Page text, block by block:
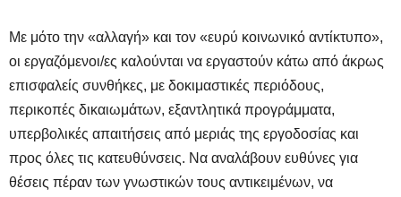
Με μότο την «αλλαγή» και τον «ευρύ κοινωνικό αντίκτυπο»,
οι εργαζόμενοι/ες καλούνται να εργαστούν κάτω από άκρως
επισφαλείς συνθήκες, με δοκιμαστικές περιόδους,
περικοπές δικαιωμάτων, εξαντλητικά προγράμματα,
υπερβολικές απαιτήσεις από μεριάς της εργοδοσίας και
προς όλες τις κατευθύνσεις. Να αναλάβουν ευθύνες για
θέσεις πέραν των γνωστικών τους αντικειμένων, να